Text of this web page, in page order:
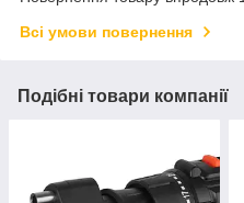
Всі умови повернення
Подібні товари компанії